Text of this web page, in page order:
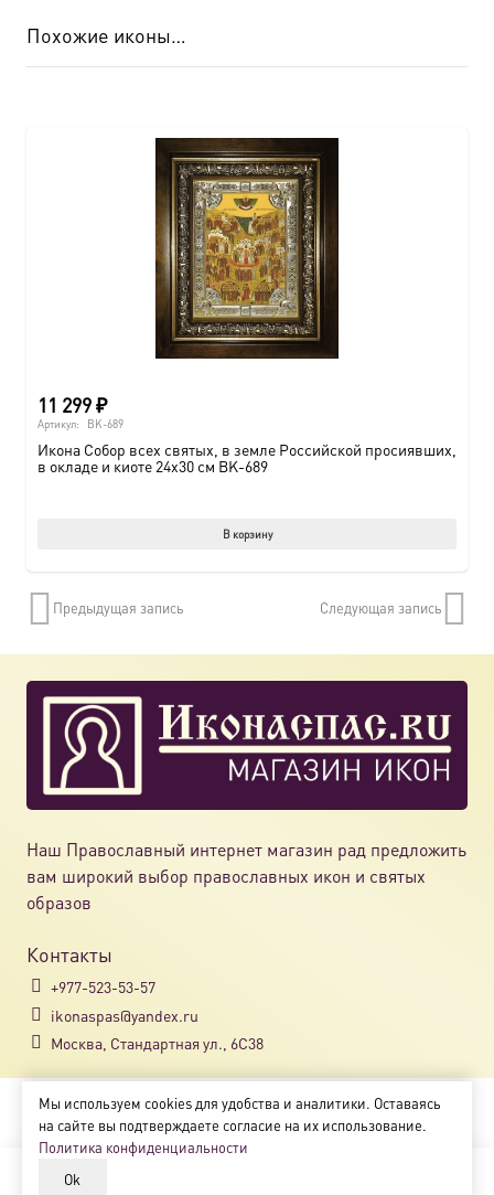
Похожие иконы…
11 299₽
Артикул: BK-689
Икона Собор всех святых, в земле Российской просиявших,
в окладе и киоте 24х30 см BK-689
В корзину
Предыдущая запись Следующая запись
Наш Православный интернет магазин рад предложить
вам широкий выбор православных икон и святых
образов
Контакты
+977-523-53-57
ikonaspas@yandex.ru
Москва, Стандартная ул., 6С38
Copyright © 2018-2025
Магазин православных икон «ikonaspas.ru»
Мы используем cookies для удобства и аналитики. Оставаясь
на сайте вы подтверждаете согласие на их использование.
Политика конфиденциальности
Ok